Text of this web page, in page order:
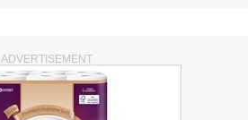
ADVERTISEMENT